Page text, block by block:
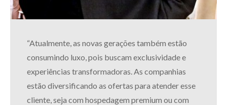
“Atualmente, as novas gerações também estão
consumindo luxo, pois buscam exclusividade e
experiências transformadoras. As companhias
estão diversificando as ofertas para atender esse
cliente, seja com hospedagem premium ou com